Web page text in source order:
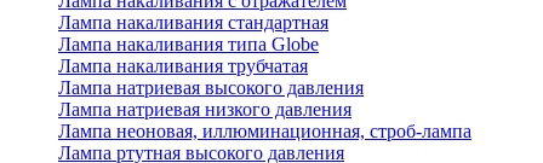
Лампа накаливания стандартная
Лампа накаливания типа Globe
Лампа накаливания трубчатая
Лампа натриевая высокого давления
Лампа натриевая низкого давления
Лампа неоновая, иллюминационная, строб-лампа
Лампа ртутная высокого давления